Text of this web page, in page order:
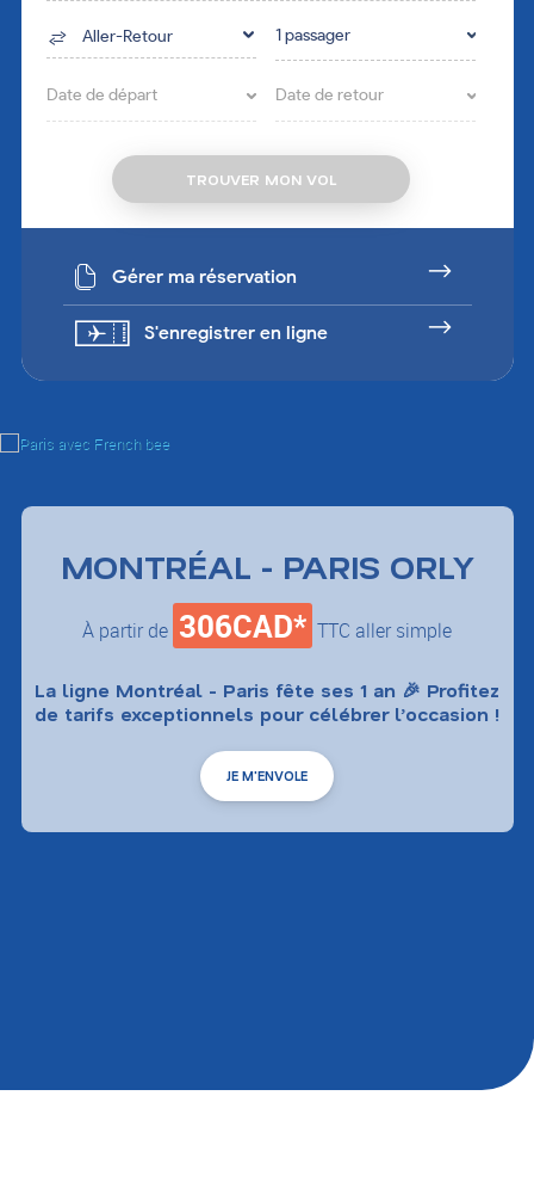
Aller-Retour 1 passager
Date de départ Date de retour
Gérer ma réservation
S'enregistrer en ligne
MONTRÉAL - PARIS ORLY
À partir de 306CAD* TTC aller simple
La ligne Montréal - Paris fête ses 1 an 🎉 Profitez
de tarifs exceptionnels pour célébrer l’occasion !
JE M'ENVOLE